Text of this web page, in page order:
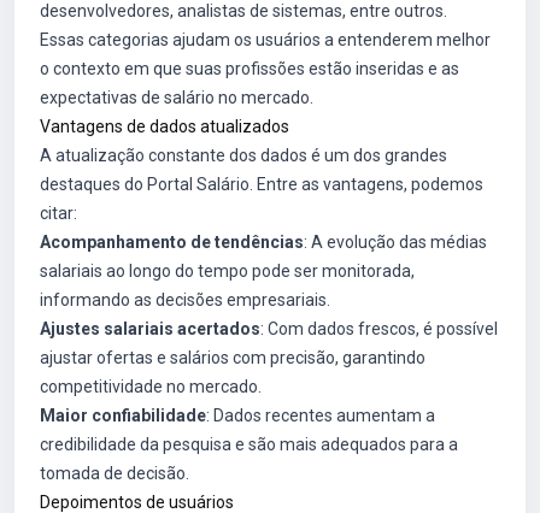
desenvolvedores, analistas de sistemas, entre outros.
Essas categorias ajudam os usuários a entenderem melhor
o contexto em que suas profissões estão inseridas e as
expectativas de salário no mercado.
Vantagens de dados atualizados
A atualização constante dos dados é um dos grandes
destaques do Portal Salário. Entre as vantagens, podemos
citar:
Acompanhamento de tendências: A evolução das médias
salariais ao longo do tempo pode ser monitorada,
informando as decisões empresariais.
Ajustes salariais acertados: Com dados frescos, é possível
ajustar ofertas e salários com precisão, garantindo
competitividade no mercado.
Maior confiabilidade: Dados recentes aumentam a
credibilidade da pesquisa e são mais adequados para a
tomada de decisão.
Depoimentos de usuários